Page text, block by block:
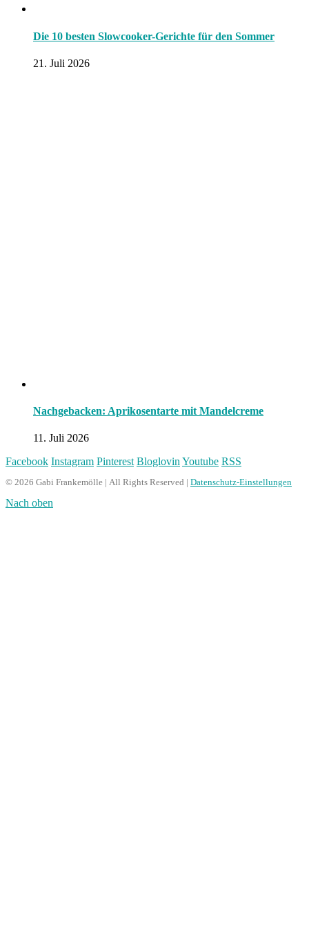
Die 10 besten Slowcooker-Gerichte für den Sommer
21. Juli 2026
Nachgebacken: Aprikosentarte mit Mandelcreme
11. Juli 2026
Facebook Instagram Pinterest Bloglovin Youtube RSS
© 2026 Gabi Frankemölle | All Rights Reserved | Datenschutz-Einstellungen
Nach oben